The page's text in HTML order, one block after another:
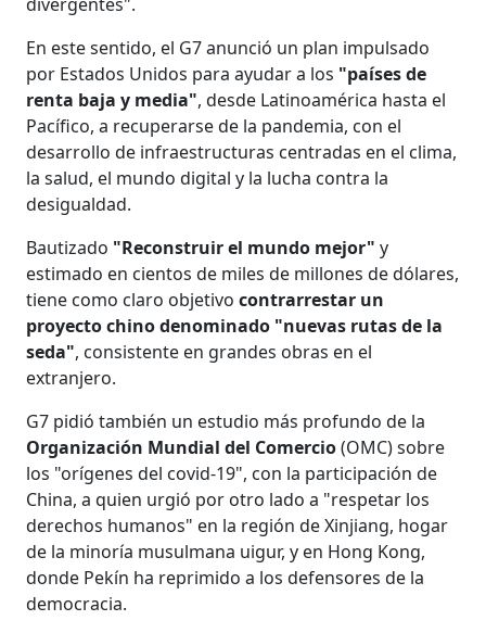
En este sentido, el G7 anunció un plan impulsado
por Estados Unidos para ayudar a los "países de
renta baja y media", desde Latinoamérica hasta el
Pacífico, a recuperarse de la pandemia, con el
desarrollo de infraestructuras centradas en el clima,
la salud, el mundo digital y la lucha contra la
desigualdad.
Bautizado "Reconstruir el mundo mejor" y
estimado en cientos de miles de millones de dólares,
tiene como claro objetivo contrarrestar un
proyecto chino denominado "nuevas rutas de la
seda", consistente en grandes obras en el
extranjero.
G7 pidió también un estudio más profundo de la
Organización Mundial del Comercio(OMC) sobre
los "orígenes del covid-19", con la participación de
China, a quien urgió por otro lado a "respetar los
derechos humanos" en la región de Xinjiang, hogar
de la minoría musulmana uigur, y en Hong Kong,
donde Pekín ha reprimido a los defensores de la
democracia.